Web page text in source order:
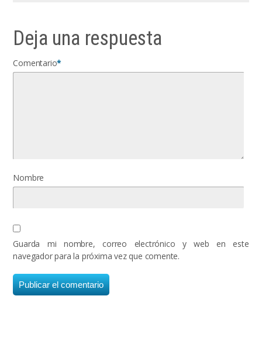
Deja una respuesta
Comentario*
Nombre
Guarda mi nombre, correo electrónico y web en este
navegador para la próxima vez que comente.